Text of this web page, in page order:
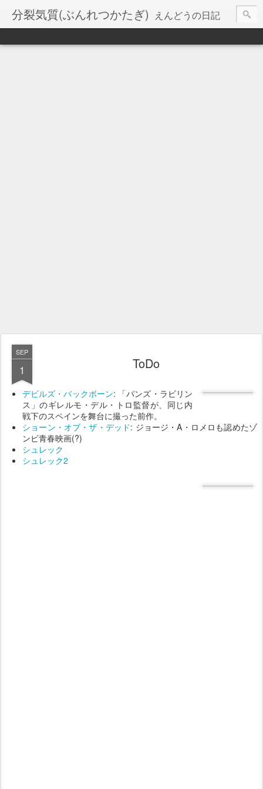
分裂気質(ぶんれつかたぎ) えんどうの日記
SEP
1 ToDo
デビルズ・バックボーン: 「パンズ・ラビリン
ス」のギレルモ・デル・トロ監督が、同じ内
戦下のスペインを舞台に撮った前作。
ショーン・オブ・ザ・デッド: ジョージ・A・ロメロも認めたゾ
ンビ青春映画(?)
シュレック
シュレック2